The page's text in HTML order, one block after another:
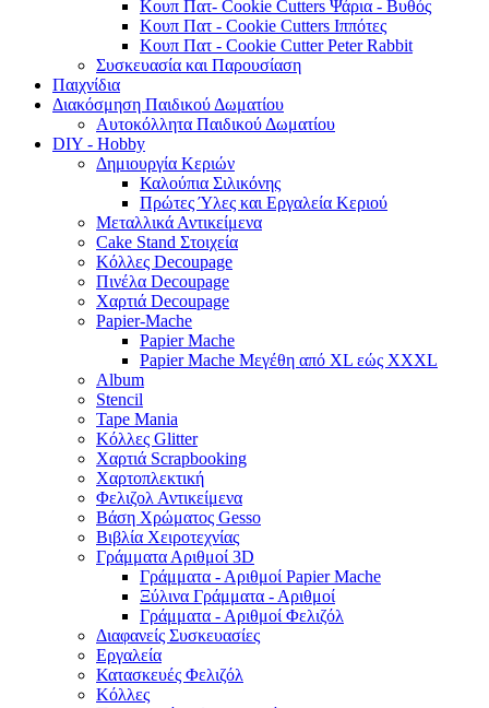
Κουπ Πατ- Cookie Cutters Ψάρια - Βυθός
Κουπ Πατ - Cookie Cutters Ιππότες
Κουπ Πατ - Cookie Cutter Peter Rabbit
Συσκευασία και Παρουσίαση
Παιχνίδια
Διακόσμηση Παιδικού Δωματίου
Αυτοκόλλητα Παιδικού Δωματίου
DIY - Hobby
Δημιουργία Κεριών
Καλούπια Σιλικόνης
Πρώτες Ύλες και Εργαλεία Κεριού
Μεταλλικά Αντικείμενα
Cake Stand Στοιχεία
Κόλλες Decoupage
Πινέλα Decoupage
Χαρτιά Decoupage
Papier-Mache
Papier Mache
Papier Mache Μεγέθη από XL εώς XXXL
Album
Stencil
Tape Mania
Κόλλες Glitter
Χαρτιά Scrapbooking
Χαρτοπλεκτική
Φελιζολ Αντικείμενα
Βάση Χρώματος Gesso
Βιβλία Χειροτεχνίας
Γράμματα Αριθμοί 3D
Γράμματα - Αριθμοί Papier Mache
Ξύλινα Γράμματα - Αριθμοί
Γράμματα - Αριθμοί Φελιζόλ
Διαφανείς Συσκευασίες
Εργαλεία
Κατασκευές Φελιζόλ
Κόλλες